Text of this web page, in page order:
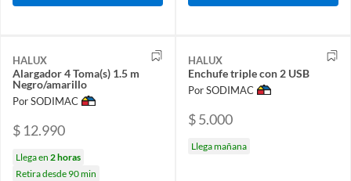
HALUX
Alargador 4 Toma(s) 1.5 m
Negro/amarillo
Por SODIMAC
$ 12.990
Llega en 2 horas
Retira desde 90 min
HALUX
Enchufe triple con 2 USB
Por SODIMAC
$ 5.000
Llega mañana